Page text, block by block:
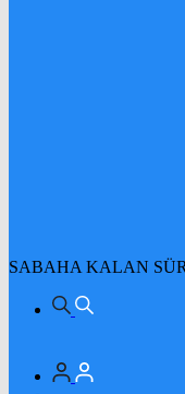
SABAHA KALAN